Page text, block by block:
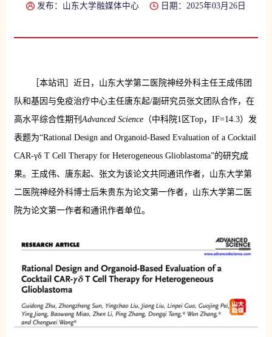
发布：山东大学融媒体中心 日期：2025年03月26日
［本站讯］近日，山东大学第二医院神经外科主任王成伟团
队和基因与免疫治疗中心主任唐东起/副研究员张文团队合作，在
高水平综合性期刊Advanced Science（中科院1区Top，IF=14.3）发
表题为“Rational Design and Organoid-Based Evaluation of a Cocktail
CAR-γδ T Cell Therapy for Heterogeneous Glioblastoma”的研究成
果。王成伟、唐东起、张文为该论文共同通讯作者，山东大学第
二医院神经外科博士后朱贵东为论文第一作者，山东大学第二医
院为论文第一作者和通讯作者单位。